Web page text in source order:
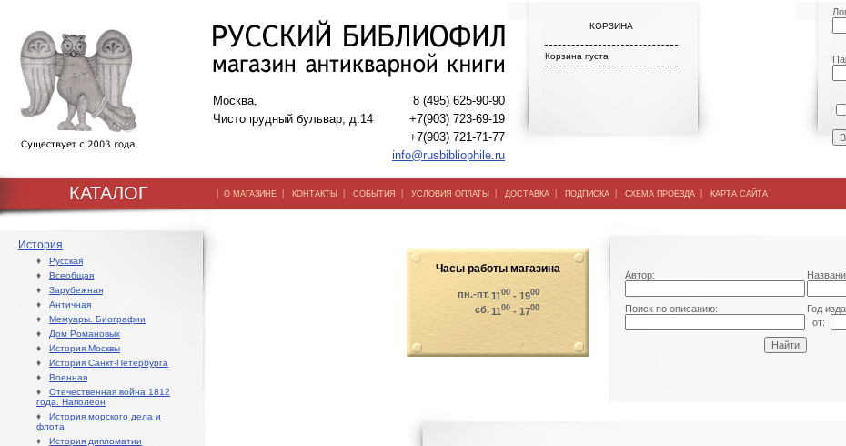
Москва,
Чистопрудный бульвар, д.14
8 (495) 625-90-90
+7(903) 723-69-19
+7(903) 721-71-77
info@rusbibliophile.ru
КОРЗИНА
Корзина пуста
КАТАЛОГ | О МАГАЗИНЕ | КОНТАКТЫ | СОБЫТИЯ | УСЛОВИЯ ОПЛАТЫ | ДОСТАВКА | ПОДПИСКА | СХЕМА ПРОЕЗДА | КАРТА САЙТА
История
♦ Русская
♦ Всеобщая
♦ Зарубежная
♦ Античная
♦ Мемуары. Биографии
♦ Дом Романовых
♦ История Москвы
♦ История Санкт-Петербурга
♦ Военная
♦ Отечественная война 1812
года. Наполеон
♦ История морского дела и
флота
♦ История дипломатии
Часы работы магазина
пн.-пт.1100 - 1900
сб.1100 - 1700
Автор:
Поиск по описанию:
Год
от: